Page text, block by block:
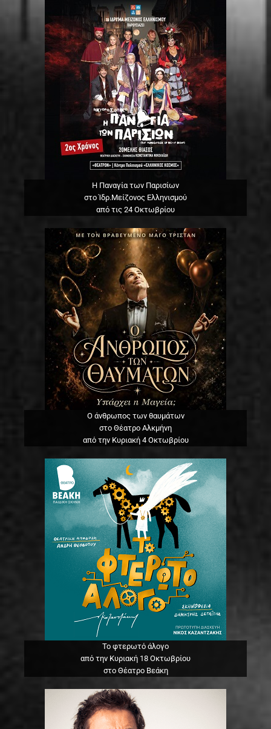
Η Παναγία των Παρισίων
στο Ίδρ.Μείζονος Ελληνισμού
από τις 24 Οκτωβρίου
Ο άνθρωπος των θαυμάτων
στο Θέατρο Αλκμήνη
από την Κυριακή 4 Οκτωβρίου
Το φτερωτό άλογο
από την Κυριακή 18 Οκτωβρίου
στο Θέατρο Βεάκη